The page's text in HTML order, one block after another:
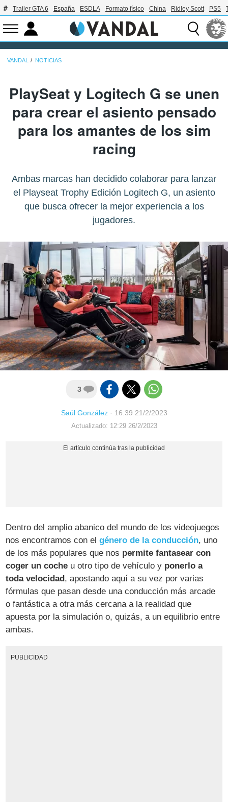
Trailer GTA 6 España ESDLA Formato físico China Ridley Scott PS5
VANDAL NOTICIAS
PlaySeat y Logitech G se unen
para crear el asiento pensado
para los amantes de los sim
racing
Ambas marcas han decidido colaborar para lanzar
el Playseat Trophy Edición Logitech G, un asiento
que busca ofrecer la mejor experiencia a los
jugadores.
3
Saúl González· 16:39 21/2/2023
Actualizado: 12:29 26/2/2023
Dentro del amplio abanico del mundo de los videojuegos
nos encontramos con elgénero de la conducción, uno
de los más populares que nos permite fantasear con
coger un coche u otro tipo de vehículo y ponerlo a
toda velocidad, apostando aquí a su vez por varias
fórmulas que pasan desde una conducción más arcade
o fantástica a otra más cercana a la realidad que
apuesta por la simulación o, quizás, a un equilibrio entre
ambas.
PUBLICIDAD